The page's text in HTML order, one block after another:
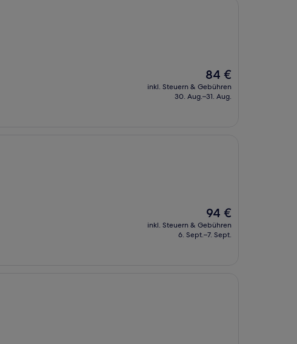
Der
Preis
beträgt
84 €
inkl. Steuern & Gebühren
30. Aug.–31. Aug.
Der
Preis
beträgt
94 €
inkl. Steuern & Gebühren
6. Sept.–7. Sept.